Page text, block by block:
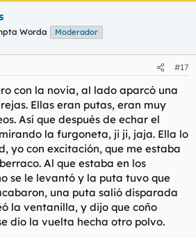
Worda Moderador
#17
con la novia, al lado aparcó una
Ellas eran putas, eran muy
Así que después de echar el
la furgoneta, ji ji, jaja. Ella lo
yo con excitación, que me estaba
Al que estaba en los
se le levantó y la puta tuvo que
una puta salió disparada
la ventanilla, y dijo que coño
dio la vuelta hecha otro polvo.